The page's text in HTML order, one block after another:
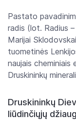
Pastato
radis (lot. Radius
Marijai
tuometinės
naujais
Druskininkų
Druskininkų
liūdinčiųjų